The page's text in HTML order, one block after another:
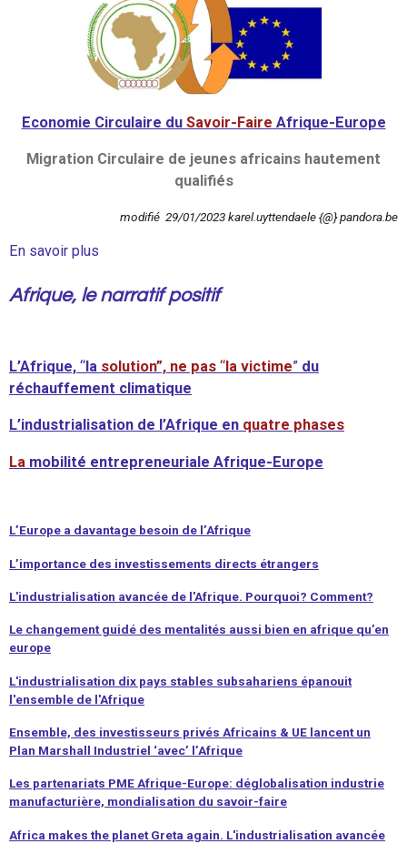
Economie Circulaire du Savoir-Faire Afrique-Europe
Migration Circulaire de jeunes africains hautement
qualifiés
modifié 29/01/2023 karel.uyttendaele {@} pandora.be
En savoir plus
Afrique, le narratif positif
L’Afrique, “la solution”, ne pas “la victime” du
réchauffement climatique
L’industrialisation de l’Afrique en quatre phases
La mobilité entrepreneuriale Afrique-Europe
L’Europe a davantage besoin de l’Afrique
L’importance des investissements directs étrangers
L'industrialisation avancée de l'Afrique. Pourquoi? Comment?
Le changement guidé des mentalités aussi bien en afrique qu’en
europe
L'industrialisation dix pays stables subsahariens épanouit
l'ensemble de l'Afrique
Ensemble, des investisseurs privés Africains & UE lancent un
Plan Marshall Industriel ‘avec’ l’Afrique
Les partenariats PME Afrique-Europe: déglobalisation industrie
manufacturière, mondialisation du savoir-faire
Africa makes the planet Greta again. L'industrialisation avancée